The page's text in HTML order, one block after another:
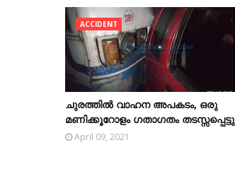
ACCIDENT
ചുരത്തിൽ വാഹന അപകടം, ഒരു
മണിക്കൂറോളം ഗതാഗതം തടസ്സപ്പെട്ടു
April 09, 2021